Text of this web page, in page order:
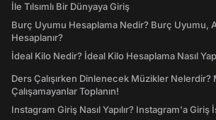
İle Tılsımlı Bir Dünyaya Giriş
Burç Uyumu Hesaplama Nedir? Burç Uyumu,
Hesaplanır?
İdeal Kilo Nedir? İdeal Kilo Hesaplama Nasıl
Ders Çalışırken Dinlenecek Müzikler Nelerdir?
Çalışamayanlar Toplanın!
Instagram Giriş Nasıl Yapılır? Instagram'a